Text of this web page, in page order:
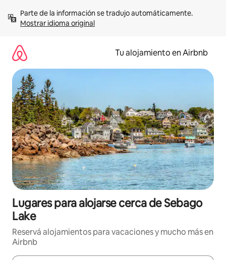
contenidoMostrar idioma original
Tu alojamiento en Airbnb
Lugares para alojarse cerca de Sebago
Lake
Reservá alojamientos para vacaciones y mucho más en
Airbnb